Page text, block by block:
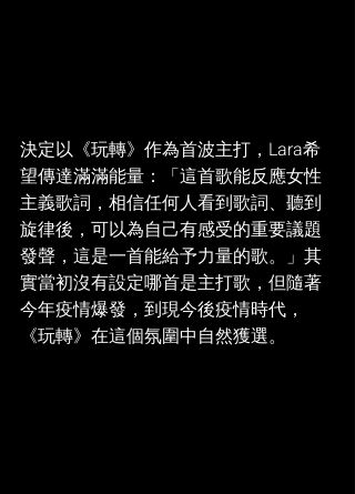
決定以《玩轉》作為首波主打，Lara希
望傳達滿滿能量：「這首歌能反應女性
主義歌詞，相信任何人看到歌詞、聽到
旋律後，可以為自己有感受的重要議題
發聲，這是一首能給予力量的歌。」其
實當初沒有設定哪首是主打歌，但隨著
今年疫情爆發，到現今後疫情時代，
《玩轉》在這個氛圍中自然獲選。